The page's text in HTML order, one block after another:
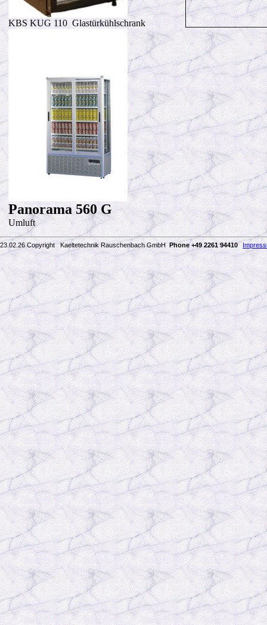
KBS KUG 110 Glastürkühlschrank
Panorama 560 G
Umluft
23.02.26 Copyright Kaeltetechnik Rauschenbach GmbHPhone +49 2261 94410